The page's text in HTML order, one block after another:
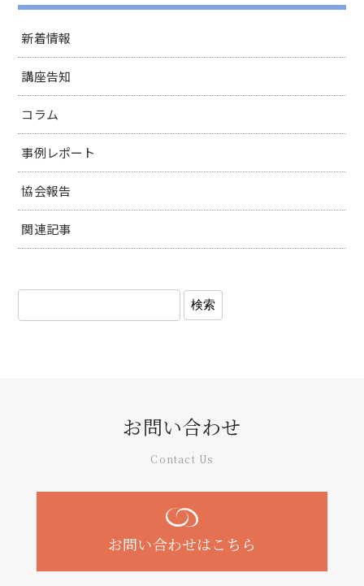
新着情報
講座告知
コラム
事例レポート
協会報告
関連記事
お問い合わせ
Contact Us
お問い合わせはこちら